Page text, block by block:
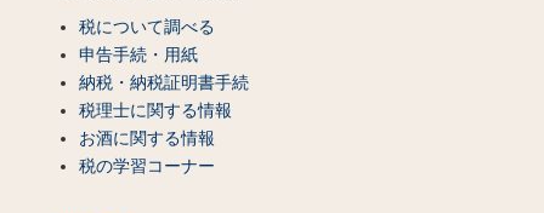
税について調べる
申告手続・用紙
納税・納税証明書手続
税理士に関する情報
お酒に関する情報
税の学習コーナー